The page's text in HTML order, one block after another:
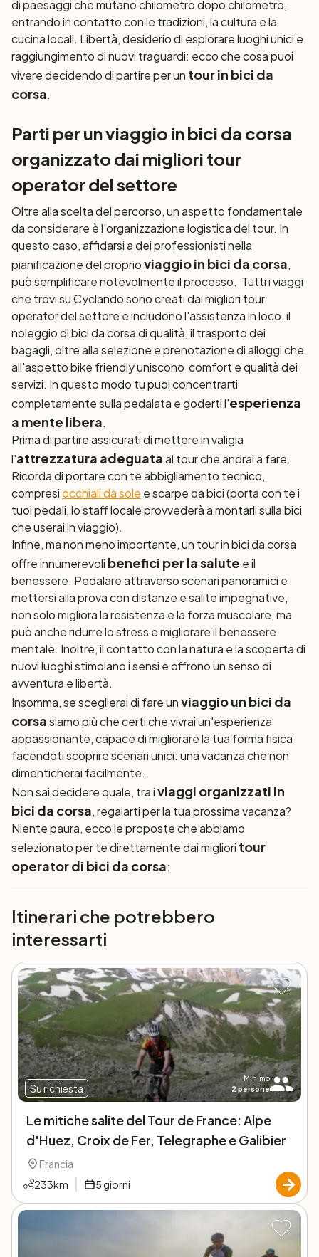
di paesaggi che mutano chilometro dopo chilometro,
entrando in contatto con le tradizioni, la cultura e la
cucina locali. Libertà, desiderio di esplorare luoghi unici e
raggiungimento di nuovi traguardi: ecco che cosa puoi
vivere decidendo di partire per un tour in bici da
corsa.
Parti per un viaggio in bici da corsa
organizzato dai migliori tour
operator del settore
Oltre alla scelta del percorso, un aspetto fondamentale
da considerare è l'organizzazione logistica del tour. In
questo caso, affidarsi a dei professionisti nella
pianificazione del proprioviaggio in bici da corsa,
può semplificare notevolmente il processo. Tutti i viaggi
che trovi su Cyclando sono creati dai migliori tour
operator del settore e includono l'assistenza in loco, il
noleggio di bici da corsa di qualità, il trasporto dei
bagagli, oltre alla selezione e prenotazione di alloggi che
all'aspettobike friendlyuniscono comfort e qualità dei
servizi. In questo modo tu puoi concentrarti
completamente sulla pedalata e goderti l'esperienza
a mente libera.
Prima di partire assicurati di mettere in valigia
l'attrezzatura adeguataal tour che andrai a fare.
Ricorda di portare con te abbigliamento tecnico,
compresiocchiali da sole e scarpe da bici (porta con te i
tuoi pedali, lo staff locale provvederà a montarli sulla bici
che userai in viaggio).
Infine, ma non meno importante, un tour in bici da corsa
offre innumerevoli benefici per la salute e il
benessere. Pedalare attraverso scenari panoramici e
mettersi alla prova con distanze e salite impegnative,
non solo migliora la resistenza e la forza muscolare, ma
può anche ridurre lo stress e migliorare il benessere
mentale. Inoltre, il contatto con la natura e la scoperta di
nuovi luoghi stimolano i sensi e offrono un senso di
avventura e libertà.
Insomma, se sceglierai di fare unviaggio un bici da
corsasiamo più che certi che vivrai un'esperienza
appassionante, capace di migliorare la tua forma fisica
facendoti scoprire scenari unici: una vacanza che non
dimenticherai facilmente.
Non sai decidere quale, tra iviaggi organizzati in
bici da corsa, regalarti per la tua prossima vacanza?
Niente paura, ecco le proposte che abbiamo
selezionato per te direttamente dai migliori tour
operator di bici da corsa:
Itinerari che potrebbero
interessarti
Su richiesta
Minimo
2 persone
Le mitiche salite del Tour de France: Alpe
d'Huez, Croix de Fer, Telegraphe e Galibier
Francia
233km 5giorni